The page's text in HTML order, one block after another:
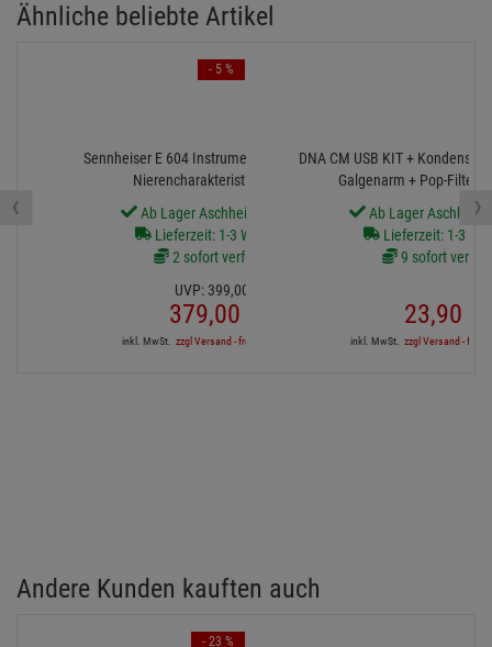
Ähnliche beliebte Artikel
Sennheiser E 604 Instrumentenmikrofon mit
Nierencharakteristik 3er Set
Ab Lager Aschheim lieferbar
Lieferzeit: 1-3 Werktage
2 sofort verfügbar
UVP: 399,00
379,00
inkl. MwSt. zzgl Versand - frei ab 90,-€ in DE
- 5 %
DNA CM USB KIT +
Galgenarm + Pop-Filter
Ab Lager
Lieferzeit: 1-3
9 sofort
23,90
inkl. MwSt. zzgl Versand - frei
‹ ›
Andere Kunden kauften auch
- 23 %